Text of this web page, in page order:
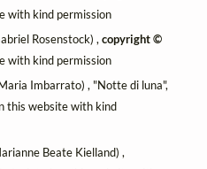
with kind permission
Rosenstock) ,copyright ©
with kind permission
Imbarrato) , "Notte di luna",
this website with kind
Beate Kielland) ,